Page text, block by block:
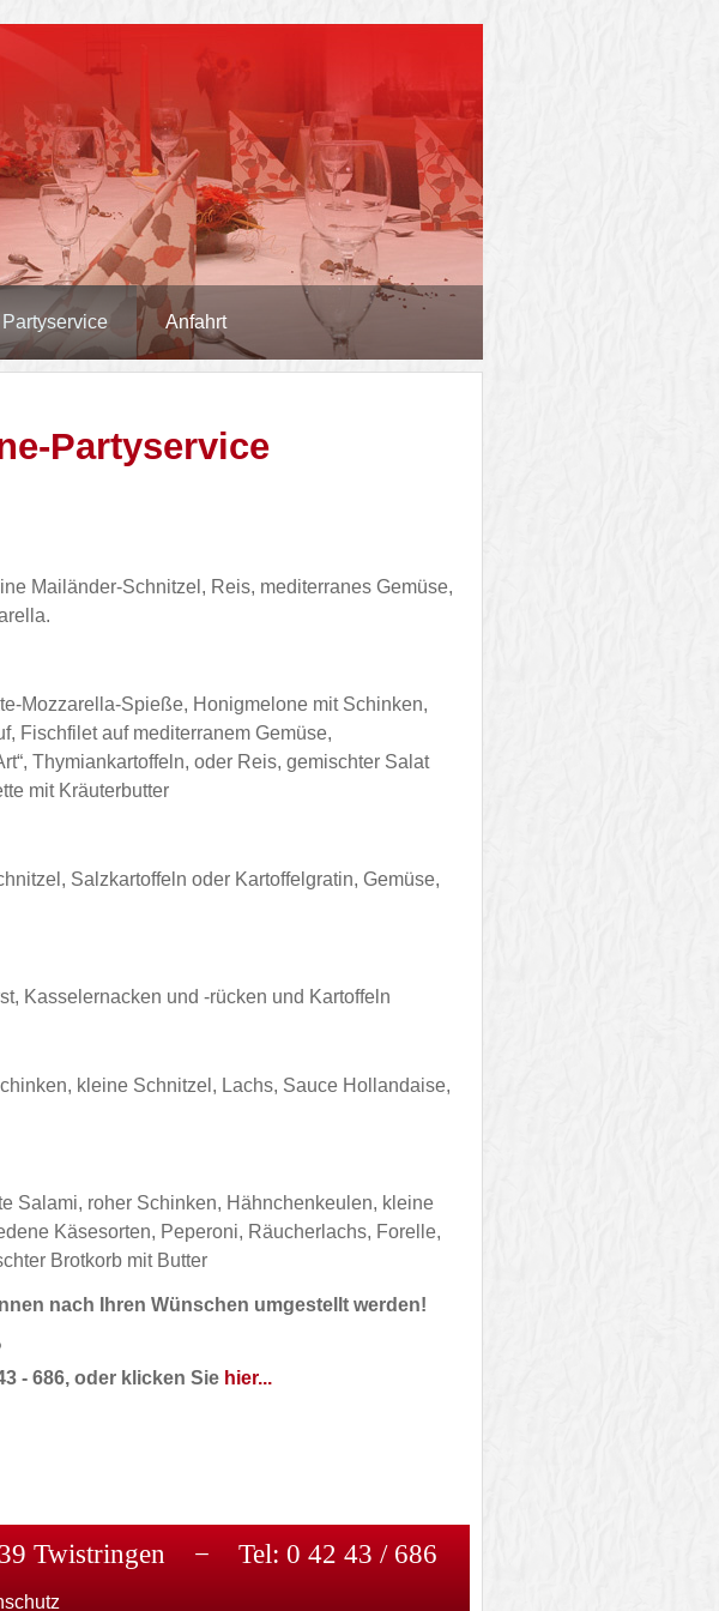
Partyservice Anfahrt
Partyservice
Mailänder-Schnitzel, Reis, mediterranes Gemüse,
Mozzarella-Spieße, Honigmelone mit Schinken,
Fischfilet auf mediterranem Gemüse,
Thymiankartoffeln, oder Reis, gemischter Salat
mit Kräuterbutter
Salzkartoffeln oder Kartoffelgratin, Gemüse,
Kasselernacken und -rücken und Kartoffeln
kleine Schnitzel, Lachs, Sauce Hollandaise,
Salami, roher Schinken, Hähnchenkeulen, kleine
Käsesorten, Peperoni, Räucherlachs, Forelle,
Brotkorb mit Butter
nach Ihren Wünschen umgestellt werden!
- 686, oder klicken Sie hier...
Twistringen − Tel: 0 42 43 / 686